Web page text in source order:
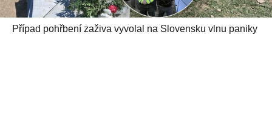
Případ pohřbení zaživa vyvolal na Slovensku vlnu paniky